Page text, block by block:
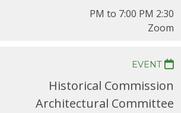
2:30 PM to 7:00 PM
Zoom
Historical Commission
Architectural Committee